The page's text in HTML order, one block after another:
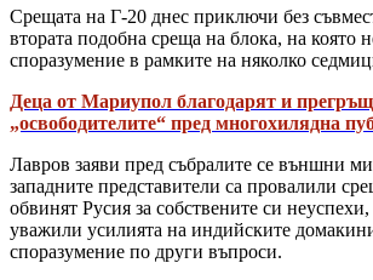
Срещата на Г-20 днес приключи без
втората подобна среща на блока, на която
споразумение в рамките на няколко
Деца от Мариупол благодарят и
„освободителите“ пред многохилядна
Лавров заяви пред събралите се външни
западните представители са провалили
обвинят Русия за собствените си неуспехи,
уважили усилията на индийските
споразумение по други въпроси.